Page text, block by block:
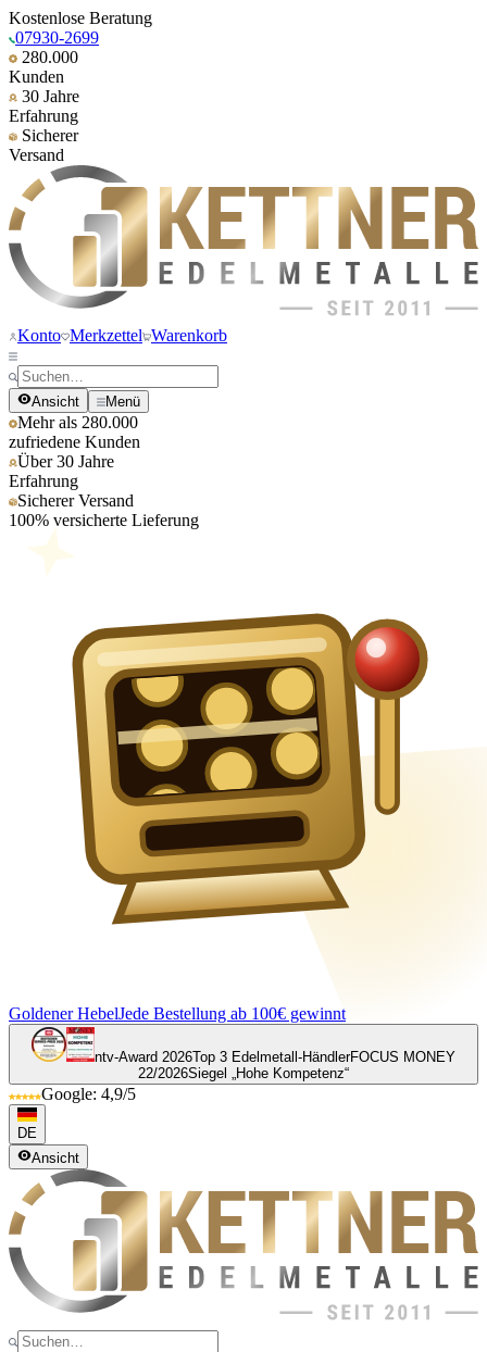
Kostenlose Beratung
07930-2699
280.000
Kunden
30 Jahre
Erfahrung
Sicherer
Versand
Konto Merkzettel Warenkorb
Ansicht Menü
Mehr als 280.000
zufriedene Kunden
Über 30 Jahre
Erfahrung
Sicherer Versand
100% versicherte Lieferung
Goldener HebelJede Bestellung ab 100€ gewinnt
ntv-Award 2026Top 3 Edelmetall-HändlerFOCUS MONEY
22/2026Siegel „Hohe Kompetenz“
Google: 4,9/5
DE
Ansicht